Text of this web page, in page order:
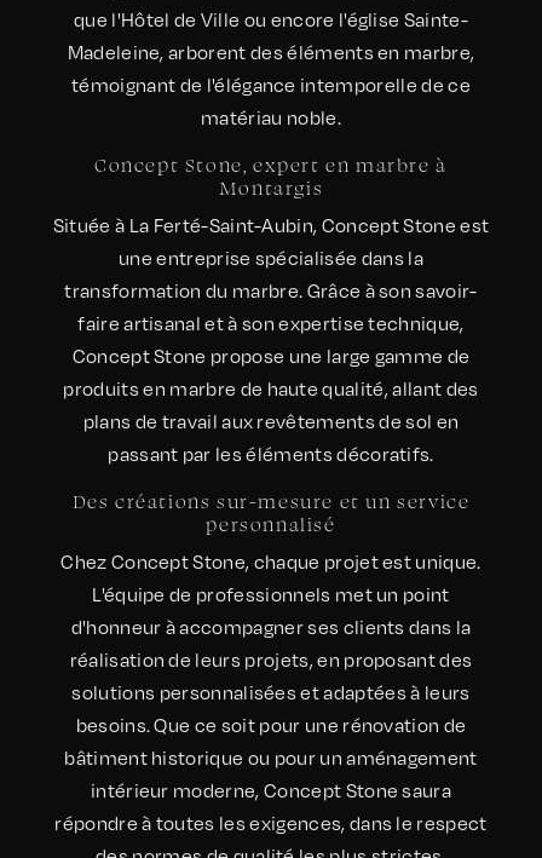
que l'Hôtel de Ville ou encore l'église Sainte-
Madeleine, arborent des éléments en marbre,
témoignant de l'élégance intemporelle de ce
matériau noble.
Concept Stone, expert en marbre à
Montargis
Située à La Ferté-Saint-Aubin, Concept Stone est
une entreprise spécialisée dans la
transformation du marbre. Grâce à son savoir-
faire artisanal et à son expertise technique,
Concept Stone propose une large gamme de
produits en marbre de haute qualité, allant des
plans de travail aux revêtements de sol en
passant par les éléments décoratifs.
Des créations sur-mesure et un service
personnalisé
Chez Concept Stone, chaque projet est unique.
L'équipe de professionnels met un point
d'honneur à accompagner ses clients dans la
réalisation de leurs projets, en proposant des
solutions personnalisées et adaptées à leurs
besoins. Que ce soit pour une rénovation de
bâtiment historique ou pour un aménagement
intérieur moderne, Concept Stone saura
répondre à toutes les exigences, dans le respect